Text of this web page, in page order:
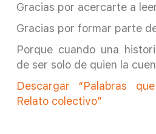
Gracias por acercarte a
Gracias por formar parte
Porque cuando una
de ser solo de quien la
Descargar “Palabras
Relato colectivo”